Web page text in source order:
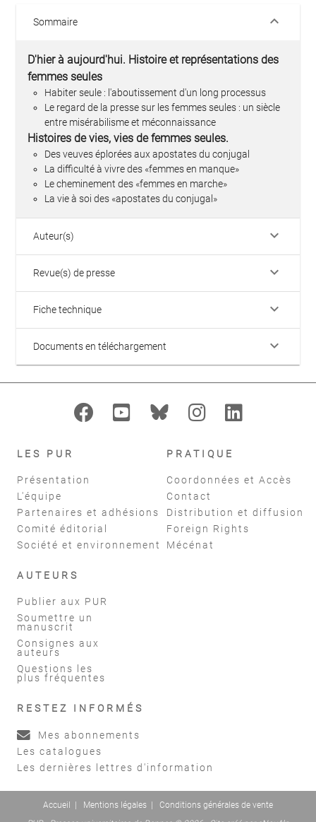
Sommaire keyboard_arrow_down
D'hier à aujourd'hui. Histoire et représentations des
femmes seules
Habiter seule : l'aboutissement d'un long processus
Le regard de la presse sur les femmes seules : un siècle
entre misérabilisme et méconnaissance
Histoires de vies, vies de femmes seules.
Des veuves éplorées aux apostates du conjugal
La difficulté à vivre des «femmes en manque»
Le cheminement des «femmes en marche»
La vie à soi des «apostates du conjugal»
Auteur(s) keyboard_arrow_down
Revue(s) de presse keyboard_arrow_down
Fiche technique keyboard_arrow_down
Documents en téléchargement keyboard_arrow_down
LES PUR
Présentation
L'équipe
Partenaires et adhésions
Comité éditorial
Société et environnement
PRATIQUE
Coordonnées et Accès
Contact
Distribution et diffusion
Foreign Rights
Mécénat
AUTEURS
Publier aux PUR
Soumettre un
manuscrit
Consignes aux
auteurs
Questions les
plus fréquentes
RESTEZ INFORMÉS
Mes abonnements
Les catalogues
Les dernières lettres d'information
Accueil Mentions légales
Conditions générales de vente